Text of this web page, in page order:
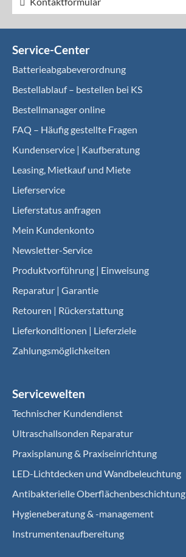
Service-Center
Batterieabgabeverordnung
Bestellablauf – bestellen bei KS
Bestellmanager online
FAQ – Häufig gestellte Fragen
Kundenservice | Kaufberatung
Leasing, Mietkauf und Miete
Lieferservice
Lieferstatus anfragen
Mein Kundenkonto
Newsletter-Service
Produktvorführung | Einweisung
Reparatur | Garantie
Retouren | Rückerstattung
Lieferkonditionen | Lieferziele
Zahlungsmöglichkeiten
Servicewelten
Technischer Kundendienst
Ultraschallsonden Reparatur
Praxisplanung & Praxiseinrichtung
LED-Lichtdecken und Wandbeleuchtung
Antibakterielle Oberflächenbeschichtung
Hygieneberatung & -management
Instrumentenaufbereitung